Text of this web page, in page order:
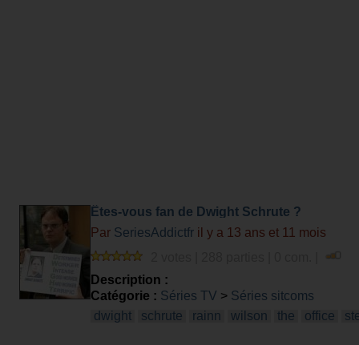
Êtes-vous fan de Dwight Schrute ?
Par SeriesAddictfr il y a 13 ans et 11 mois
Description :
Catégorie : Séries TV > Séries sitcoms
dwight
schrute rainn wilson the office